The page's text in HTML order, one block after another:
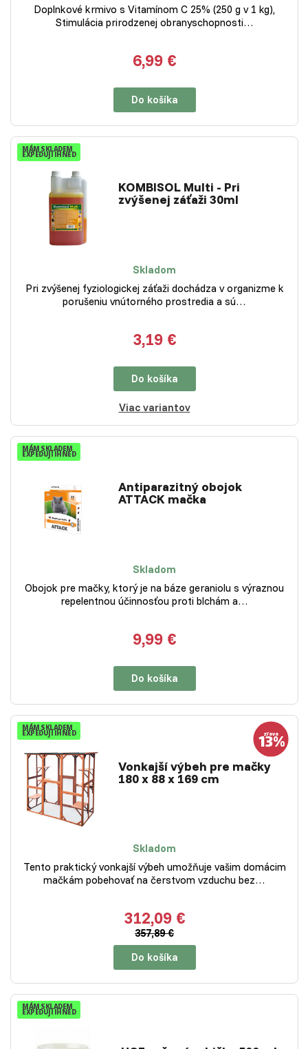
Doplnkové krmivo s Vitamínom C 25% (250 g v 1 kg),
Stimulácia prirodzenej obranyschopnosti…
6,99 €
Do košíka
MÁM SKLADEM
EXPEDUJI IHNED
KOMBISOL Multi - Pri
zvýšenej záťaži 30ml
Skladom
Pri zvýšenej fyziologickej záťaži dochádza v organizme k
porušeniu vnútorného prostredia a sú…
3,19 €
Do košíka
Viac variantov
MÁM SKLADEM
EXPEDUJI IHNED
Antiparazitný obojok
ATTACK mačka
Skladom
Obojok pre mačky, ktorý je na báze geraniolu s výraznou
repelentnou účinnosťou proti blchám a…
9,99 €
Do košíka
MÁM SKLADEM
EXPEDUJI IHNED
Vonkajší výbeh pre mačky
180 x 88 x 169 cm
Skladom
Tento praktický vonkajší výbeh umožňuje vašim domácim
mačkám pobehovať na čerstvom vzduchu bez…
312,09 €
357,89 €
Do košíka
MÁM SKLADEM
EXPEDUJI IHNED